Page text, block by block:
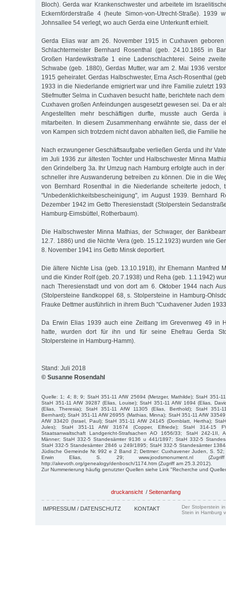
Bloch). Gerda war Krankenschwester und arbeitete im
Eckernförderstraße 4 (heute Simon-von-Utrecht-Straße). 1939
Johnsallee 54 verlegt, wo auch Gerda eine Unterkunft erhielt.
Gerda Elias war am 26. November 1915 in Cuxhaven geboren
Schlachtermeister Bernhard Rosenthal (geb. 24.10.1865 in
Großen Hardewikstraße 1 eine Ladenschlachterei. Seine
Schwabe (geb. 1880), Gerdas Mutter, war am 2. Mai 1936
1915 geheiratet. Gerdas Halbschwester, Erna Asch-Rosenthal
1933 in die Niederlande emigriert war und ihre Familie zuletzt
Stiefmutter Selma in Cuxhaven besucht hatte, berichtete nach
Cuxhaven großen Anfeindungen ausgesetzt gewesen sei. Da er
Angestellten mehr beschäftigen durfte, musste auch Gerda
mitarbeiten. In diesem Zusammenhang erwähnte sie, dass der
von Kampen sich trotzdem nicht davon abhalten ließ, die Familie
Nach erzwungener Geschäftsaufgabe verließen Gerda und ihr
im Juli 1936 zur ältesten Tochter und Halbschwester Minna
den Grindelberg 3a. Ihr Umzug nach Hamburg erfolgte auch in
schneller ihre Auswanderung betreiben zu können. Die in die
von Bernhard Rosenthal in die Niederlande scheiterte jedoch,
"Unbedenklichkeitsbescheinigung", im August 1939. Bernhard
Dezember 1942 im Getto Theresienstadt (Stolperstein
Hamburg-Eimsbüttel, Rotherbaum).
Die Halbschwester Minna Mathias, der Schwager, der
12.7. 1886) und die Nichte Vera (geb. 15.12.1923) wurden wie
8. November 1941 ins Getto Minsk deportiert.
Die ältere Nichte Lisa (geb. 13.10.1918), ihr Ehemann Manfred
und die Kinder Rolf (geb. 20.7.1938) und Reha (geb. 1.1.1942)
nach Theresienstadt und von dort am 6. Oktober 1944 nach
(Stolpersteine Ilandkoppel 68, s. Stolpersteine in Hamburg-
Frauke Dettmer ausführlich in ihrem Buch "Cuxhavener Juden
Da Erwin Elias 1939 auch eine Zeitlang im Grevenweg 49 in
hatte, wurden dort für ihn und für seine Ehefrau Gerda
Stolpersteine in Hamburg-Hamm).
Stand: Juli 2018
© Susanne Rosendahl
Quelle: 1; 4; 8; 9; StaH 351-11 AfW 25694 (Metzger, Mathilde); StaH 351-
StaH 351-11 AfW 39287 (Elias, Louise); StaH 351-11 AfW 1694 (Elias,
(Elias, Theresia); StaH 351-11 AfW 11305 (Elias, Berthold); StaH 351-
Bernhard); StaH 351-11 AfW 26955 (Mathias, Minna); StaH 351-11 AfW
AfW 33420 (Israel, Paul); StaH 351-11 AfW 24145 (Dornblatt, Hertha);
Jules); StaH 351-11 AfW 31674 (Copper, Elfriede); StaH 314-15
Staatsanwaltschaft Landgericht-Strafsachen AO 1656/33; StaH 242-1II,
Männer; StaH 332-5 Standesämter 9136 u 441/1897; StaH 332-5
StaH 332-5 Standesämter 2846 u 249/1895; StaH 332-5 Standesämter
Jüdische Gemeinde Nr. 992 e 2 Band 2; Dettmer: Cuxhavener Juden, S.
Erwin Elias, S. 29; www.joodsmonument.nl
http://akevoth.org/genealogy/denbosch/1174.htm (Zugriff am 25.3.2012).
Zur Nummerierung häufig genutzter Quellen siehe Link "Recherche und
druckansicht / Seitenanfang
IMPRESSUM / DATENSCHUTZ KONTAKT
Der Stolperstein
Stein in Hamburg